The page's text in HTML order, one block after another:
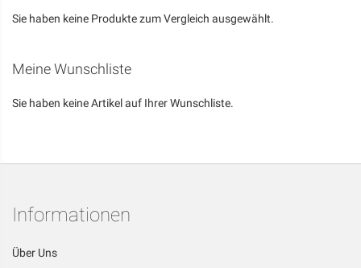
Sie haben keine Produkte zum Vergleich ausgewählt.
Meine Wunschliste
Sie haben keine Artikel auf Ihrer Wunschliste.
Informationen
Über Uns